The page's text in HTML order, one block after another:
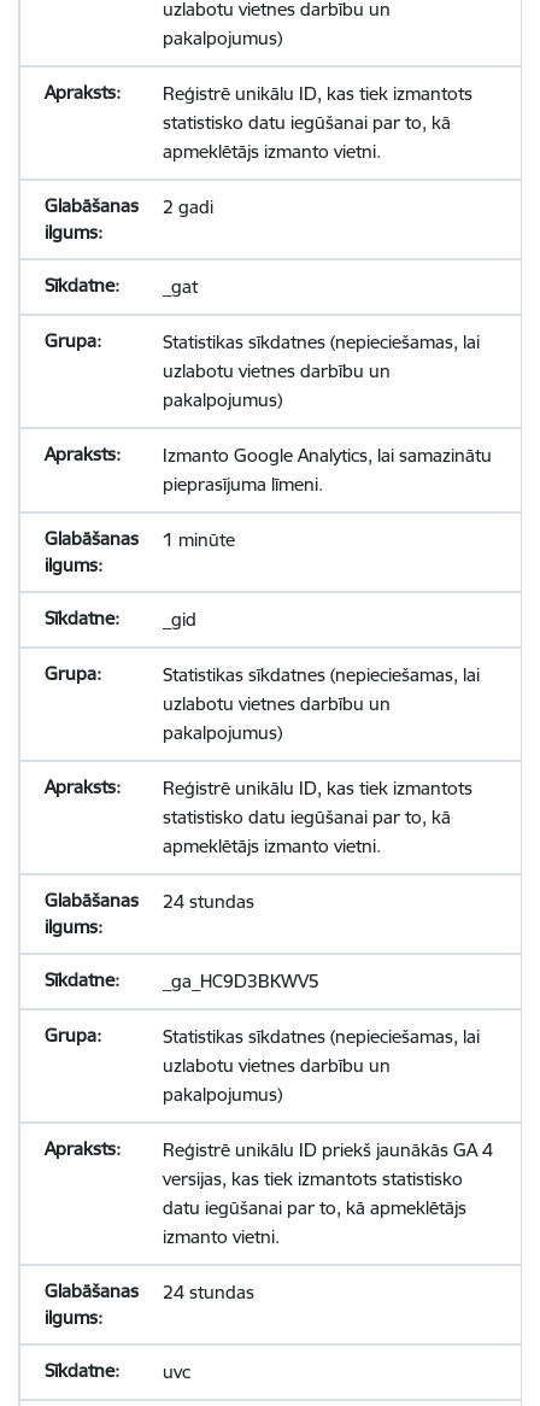
uzlabotu vietnes darbību un
pakalpojumus)
Reģistrē unikālu ID, kas tiek izmantots
statistisko datu iegūšanai par to, kā
apmeklētājs izmanto vietni.
2 gadi
_gat
Statistikas sīkdatnes (nepieciešamas, lai
uzlabotu vietnes darbību un
pakalpojumus)
Izmanto Google Analytics, lai samazinātu
pieprasījuma līmeni.
1 minūte
_gid
Statistikas sīkdatnes (nepieciešamas, lai
uzlabotu vietnes darbību un
pakalpojumus)
Reģistrē unikālu ID, kas tiek izmantots
statistisko datu iegūšanai par to, kā
apmeklētājs izmanto vietni.
24 stundas
_ga_HC9D3BKWV5
Statistikas sīkdatnes (nepieciešamas, lai
uzlabotu vietnes darbību un
pakalpojumus)
Reģistrē unikālu ID priekš jaunākās GA 4
versijas, kas tiek izmantots statistisko
datu iegūšanai par to, kā apmeklētājs
izmanto vietni.
24 stundas
uvc